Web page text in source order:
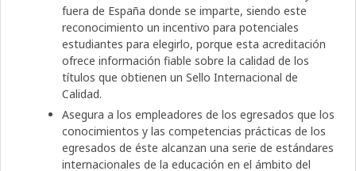
fuera de España donde se imparte, siendo este
reconocimiento un incentivo para potenciales
estudiantes para elegirlo, porque esta acreditación
ofrece información fiable sobre la calidad de los
títulos que obtienen un Sello Internacional de
Calidad.
Asegura a los empleadores de los egresados que los
conocimientos y las competencias prácticas de los
egresados de éste alcanzan una serie de estándares
internacionales de la educación en el ámbito del